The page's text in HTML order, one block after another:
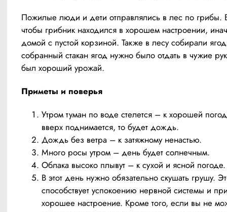
Пожилые люди и дети отправлялись в лес по грибы.
чтобы грибник находился в хорошем настроении,
домой с пустой корзиной. Также в лесу собирали
собранный стакан ягод нужно было отдать в чужие
был хороший урожай.
Приметы и поверья
Утром туман по воде стелется – к хорошей
вверх поднимается, то будет дождь.
Дождь без ветра – к затяжному ненастью.
Много росы утром – день будет солнечным.
Облака высоко плывут – к сухой и ясной погоде.
В этот день нужно обязательно скушать грушу.
способствует успокоению нервной системы и
хорошее настроение. Кроме того, если вы не